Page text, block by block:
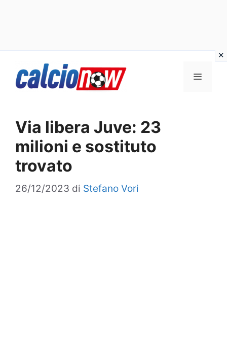
Menu
Via libera Juve: 23
milioni e sostituto
trovato
26/12/2023 di Stefano Vori